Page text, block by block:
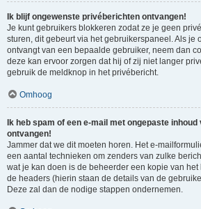
Ik blijf ongewenste privéberichten ontvangen!
Je kunt gebruikers blokkeren zodat ze je geen
sturen, dit gebeurt via het gebruikerspaneel. Als je
ontvangt van een bepaalde gebruiker, neem dan
deze kan ervoor zorgen dat hij of zij niet langer
gebruik de meldknop in het privébericht.
Omhoog
Ik heb spam of een e-mail met ongepaste
ontvangen!
Jammer dat we dit moeten horen. Het e-
een aantal technieken om zenders van zulke
wat je kan doen is de beheerder een kopie van
de headers (hierin staan de details van de
Deze zal dan de nodige stappen ondernemen.